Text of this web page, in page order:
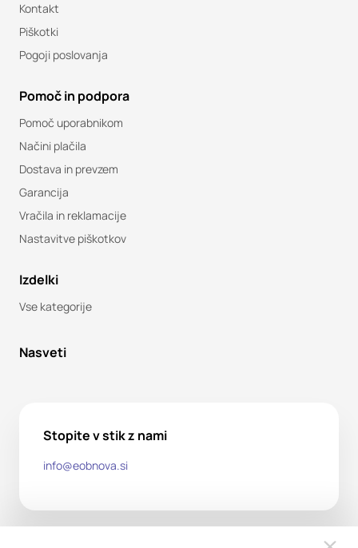
Kontakt
Piškotki
Pogoji poslovanja
Pomoč in podpora
Pomoč uporabnikom
Načini plačila
Dostava in prevzem
Garancija
Vračila in reklamacije
Nastavitve piškotkov
Izdelki
Vse kategorije
Nasveti
Stopite v stik z nami
info@eobnova.si